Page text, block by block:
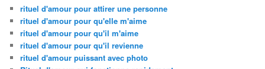
rituel d'amour pour attirer une personne
rituel d'amour pour qu'elle m'aime
rituel d'amour pour qu'il m'aime
rituel d'amour pour qu'il revienne
rituel d'amour puissant avec photo